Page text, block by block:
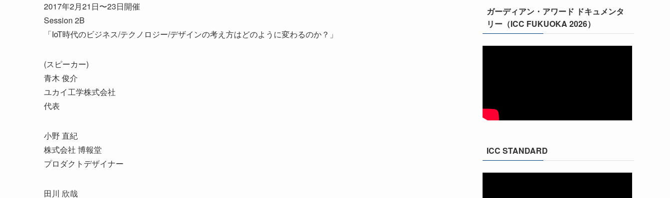
2017年2月21日〜23日開催
Session 2B
「IoT時代のビジネス/テクノロジー/デザインの考え方はどのように変わるのか？」
(スピーカー)
青木 俊介
ユカイ工学株式会社
代表
小野 直紀
株式会社 博報堂
プロダクトデザイナー
田川 欣哉
ガーディアン・アワード ドキュメンタ
リー（ICC FUKUOKA 2026）
ICC STANDARD